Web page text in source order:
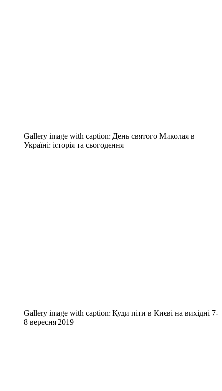
Gallery image with caption: День святого Миколая в
Україні: історія та сьогодення
Gallery image with caption: Куди піти в Києві на вихідні 7-
8 вересня 2019